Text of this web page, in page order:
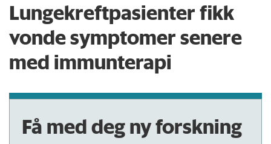
Lungekreftpasienter fikk
vonde symptomer senere
med immunterapi
Få med deg ny forskning